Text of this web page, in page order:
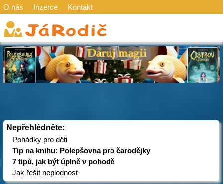
O nás Inzerce Kontakt
Nepřehlédněte:
Pohádky pro děti
Tip na knihu: Polepšovna pro čarodějky
7 tipů, jak být úplně v pohodě
Jak řešit neplodnost